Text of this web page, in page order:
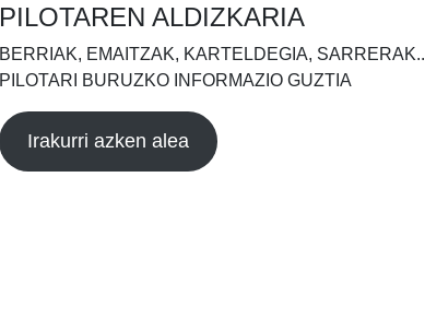
PILOTAREN ALDIZKARIA
BERRIAK, EMAITZAK, KARTELDEGIA, SARRERAK..
PILOTARI BURUZKO INFORMAZIO GUZTIA
Irakurri azken alea